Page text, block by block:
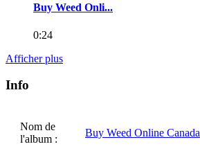
Buy Weed Onli...
0:24
Afficher plus
Info
Nom de
l'album :
Buy Weed Online Canada